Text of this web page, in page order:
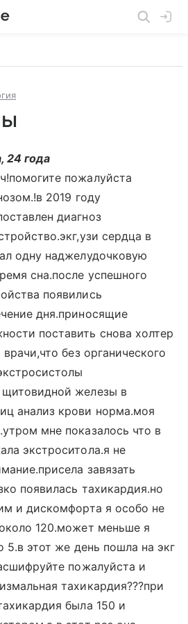
24 года
пожалуйста
2019 году
диагноз
сердца в
одну наджелудочковую
сна.после успешного
появились
дня.приносящие
поставить снова холтер
без органического
железы в
анализ крови норма.моя
мне показалось что в
экстроситола.я не
завязать
появилась тахикардия.но
и дискомфорта я особо не
120.может меньше я
5.в этот же день пошла на экг
пожалуйста и
тахикардия???при
была 150 и